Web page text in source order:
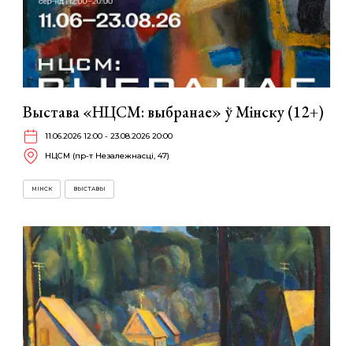
Выстава «НЦСМ: выбранае» ў Мінску (12+)
11.06.2026 12:00 - 23.08.2026 20:00
НЦСМ (пр-т Незалежнасці, 47)
МІНСК ВЫСТАВЫ